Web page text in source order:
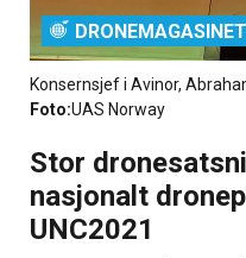
DRONEMAGASINET
Konsernsjef i Avinor,
Foto:UAS Norway
Stor
nasjonalt
UNC2021